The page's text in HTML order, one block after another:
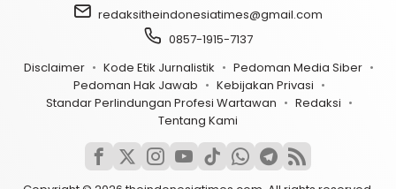
redaksitheindonesiatimes@gmail.com
0857-1915-7137
Disclaimer
Kode Etik Jurnalistik
Pedoman Media Siber
Pedoman Hak Jawab
Kebijakan Privasi
Standar Perlindungan Profesi Wartawan
Redaksi
Tentang Kami